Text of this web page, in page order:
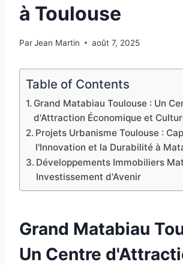
à Toulouse
ParJean Martin août 7, 2025
Table of Contents
Grand Matabiau Toulouse : Un
d'Attraction Économique et
Projets Urbanisme Toulouse :
l'Innovation et la Durabilité à
Développements Immobiliers
Investissement d'Avenir
Grand Matabiau
Un Centre